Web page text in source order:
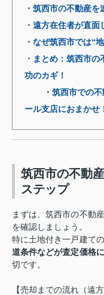
・筑西市の不動産
・遠方在住者が直
・なぜ筑西市では“
・まとめ：筑西市
功のカギ！
・筑西市での
ール支店におまかせ
筑西市の不動
ステップ
まずは、筑西市の不動
を確認しましょう。
特に土地付き一戸建て
道条件などが査定価格
切です。
【売却までの流れ（遠